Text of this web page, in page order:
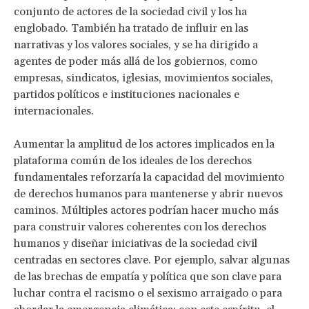
conjunto de actores de la sociedad civil y los ha
englobado. También ha tratado de influir en las
narrativas y los valores sociales, y se ha dirigido a
agentes de poder más allá de los gobiernos, como
empresas, sindicatos, iglesias, movimientos sociales,
partidos políticos e instituciones nacionales e
internacionales.
Aumentar la amplitud de los actores implicados en la
plataforma común de los ideales de los derechos
fundamentales reforzaría la capacidad del movimiento
de derechos humanos para mantenerse y abrir nuevos
caminos. Múltiples actores podrían hacer mucho más
para construir valores coherentes con los derechos
humanos y diseñar iniciativas de la sociedad civil
centradas en sectores clave. Por ejemplo, salvar algunas
de las brechas de empatía y política que son clave para
luchar contra el racismo o el sexismo arraigado o para